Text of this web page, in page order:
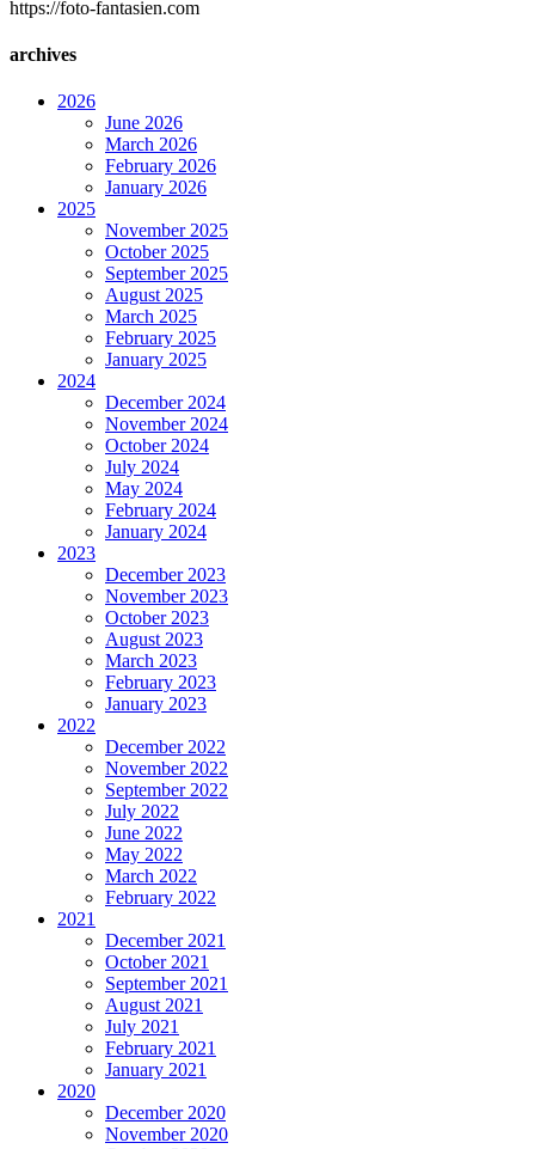
https://foto-fantasien.com
archives
2026
June 2026
March 2026
February 2026
January 2026
2025
November 2025
October 2025
September 2025
August 2025
March 2025
February 2025
January 2025
2024
December 2024
November 2024
October 2024
July 2024
May 2024
February 2024
January 2024
2023
December 2023
November 2023
October 2023
August 2023
March 2023
February 2023
January 2023
2022
December 2022
November 2022
September 2022
July 2022
June 2022
May 2022
March 2022
February 2022
2021
December 2021
October 2021
September 2021
August 2021
July 2021
February 2021
January 2021
2020
December 2020
November 2020